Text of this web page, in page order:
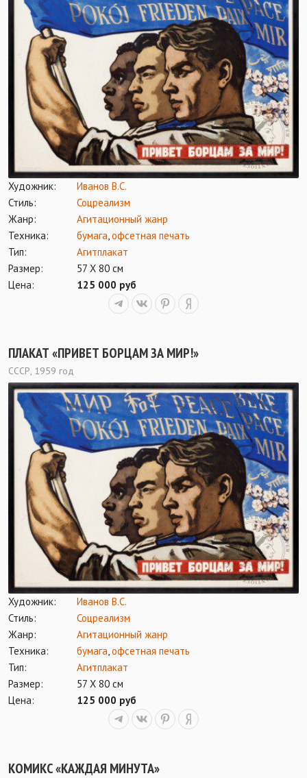
Художник:
Иванов В.С.
Стиль:
Соцреализм
Жанр:
Агитационный жанр
Техника:
бумага,офсетная печать
Тип:
Агитплакат
Размер:
57 Х 80 см
Цена:
125 000 руб
ПЛАКАТ «ПРИВЕТ БОРЦАМ ЗА МИР!»
СССР, 1959 год
Художник:
Иванов В.С.
Стиль:
Соцреализм
Жанр:
Агитационный жанр
Техника:
бумага офсетная печать
Тип:
Агитплакат
Размер:
57 Х 80 см
Цена:
125 000 руб
КОМИКС «КАЖДАЯ МИНУТА»